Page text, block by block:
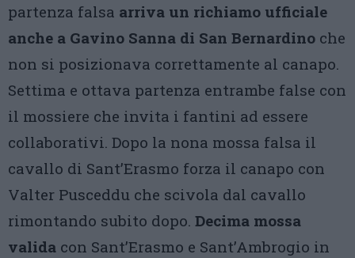
partenza falsa arriva un richiamo ufficiale
anche a Gavino Sanna di San Bernardino che
non si posizionava correttamente al canapo.
Settima e ottava partenza entrambe false con
il mossiere che invita i fantini ad essere
collaborativi. Dopo la nona mossa falsa il
cavallo di Sant’Erasmo forza il canapo con
Valter Pusceddu che scivola dal cavallo
rimontando subito dopo. Decima mossa
valida con Sant’Erasmo e Sant’Ambrogio in